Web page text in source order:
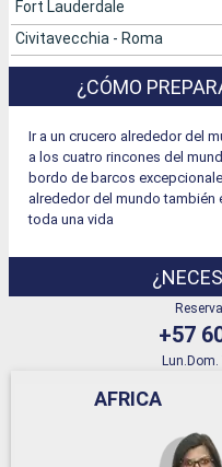
Fort Lauderdale
Civitavecchia - Roma
¿CÓMO
Ir a un crucero alrededor del
a los cuatro rincones del
bordo de barcos
alrededor del mundo también
toda una vida
+57
Lun.Dom.
AFRICA